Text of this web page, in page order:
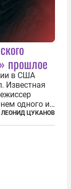
прошлое
в США
Известная
одного из
Алеппо в
Канатри, в
ЛЕОНИД ЦУКАНОВ